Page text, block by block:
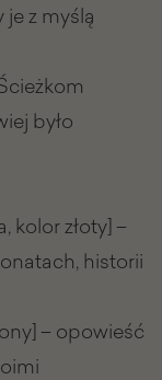
z myślą
było
kolor złoty] –
historii
– opowieść